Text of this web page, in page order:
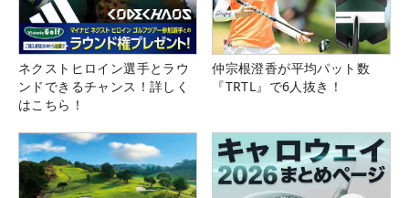
ネクストヒロイン選手とラウ
ンドできるチャンス！詳しく
はこちら！
仲宗根澄香が平均パット数
『TRTL』で6人抜き！